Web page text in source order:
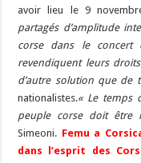
avoir lieu le 9
partagés d’amplitude
corse dans le concert
revendiquent leurs
d’autre solution que de
nationalistes.« Le temps
peuple corse doit être
Simeoni. Femu a
dans l’esprit des